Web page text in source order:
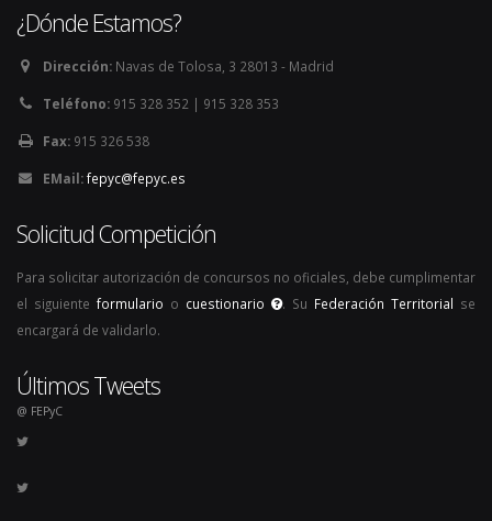
¿Dónde Estamos?
Dirección: Navas de Tolosa, 3 28013 - Madrid
Teléfono: 915 328 352 | 915 328 353
Fax: 915 326 538
EMail:fepyc@fepyc.es
Solicitud Competición
Para solicitar autorización de concursos no oficiales, debe cumplimentar
el siguiente formulario o cuestionario . Su Federación Territorial se
encargará de validarlo.
Últimos Tweets
@ FEPyC